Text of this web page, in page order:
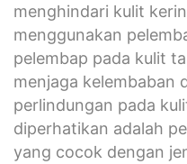
menghindari kulit
menggunakan
pelembap pada kulit
menjaga kelembaban
perlindungan pada
diperhatikan adalah
yang cocok dengan